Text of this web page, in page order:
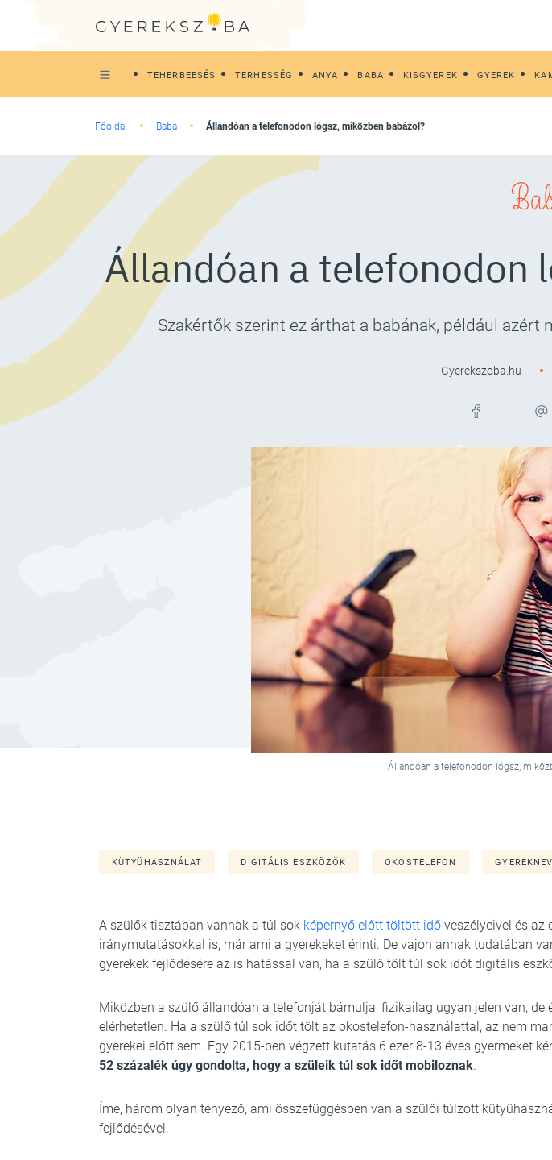
TEHERBEESÉS TERHESSÉG ANYA BABA KISGYEREK GYEREK
Főoldal Baba Állandóan a telefonodon lógsz, miközben babázol?
Állandóan a telefonodon
Szakértők szerint ez árthat a babának, például
Gyerekszoba.hu
Állandóan a telefonodon lógsz,
KÜTYÜHASZNÁLAT DIGITÁLIS ESZKÖZÖK OKOSTELEFON
A szülők tisztában vannak a túl sok képernyő előtt töltött idő veszélyeivel és az
iránymutatásokkal is, már ami a gyerekeket érinti. De vajon annak tudatában
gyerekek fejlődésére az is hatással van, ha a szülő tölt túl sok időt digitális
Miközben a szülő állandóan a telefonját bámulja, fizikailag ugyan jelen van, de
elérhetetlen. Ha a szülő túl sok időt tölt az okostelefon-használattal, az nem
gyerekei előtt sem. Egy 2015-ben végzett kutatás 6 ezer 8-13 éves gyermeket
52 százalék úgy gondolta, hogy a szüleik túl sok időt mobiloznak.
Íme, három olyan tényező, ami összefüggésben van a szülői túlzott
fejlődésével.